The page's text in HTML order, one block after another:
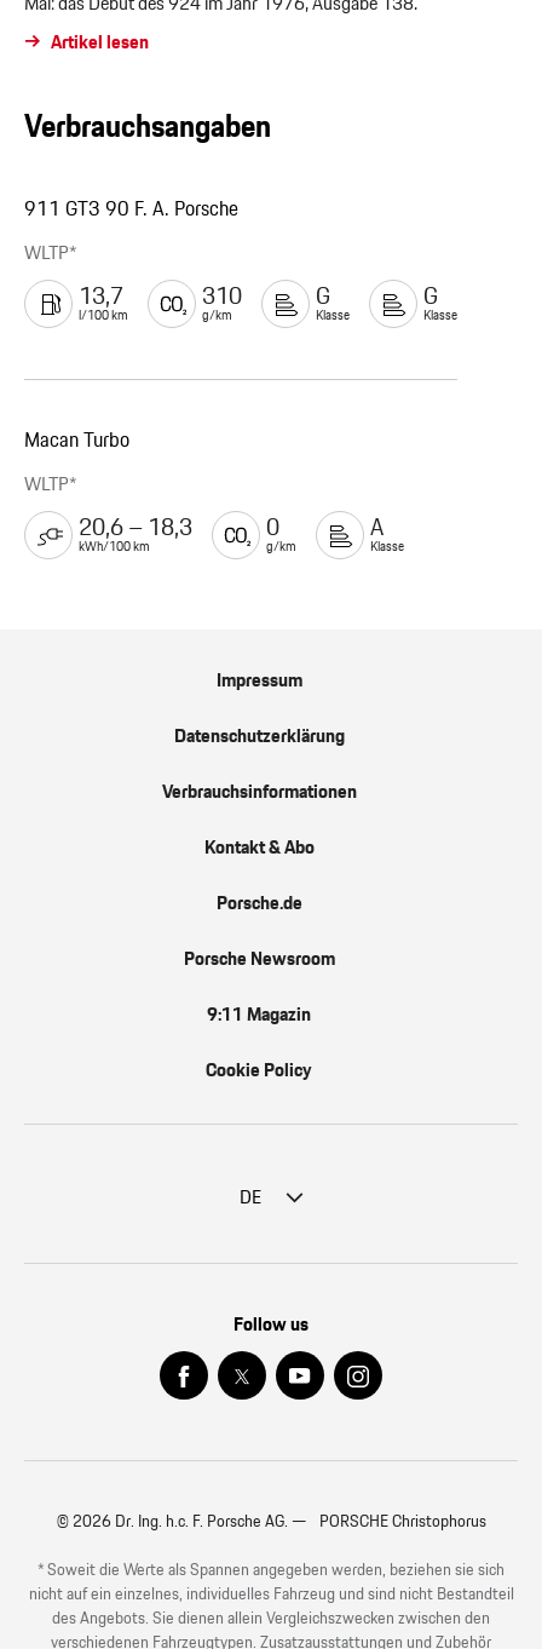
Artikel lesen
Verbrauchsangaben
911 GT3 90 F. A. Porsche
WLTP*
13,7
l/100 km
310
g/km
G
Klasse
G
Klasse
Macan Turbo
WLTP*
20,6 – 18,3
kWh/100 km
0
g/km
A
Klasse
Impressum
Datenschutzerklärung
Verbrauchsinformationen
Kontakt & Abo
Porsche.de
Porsche Newsroom
9:11 Magazin
Cookie Policy
DE
Follow us
© 2026 Dr. Ing. h.c. F. Porsche AG. — PORSCHE Christophorus
* Soweit die Werte als Spannen angegeben werden, beziehen sie sich
nicht auf ein einzelnes, individuelles Fahrzeug und sind nicht Bestandteil
des Angebots. Sie dienen allein Vergleichszwecken zwischen den
verschiedenen Fahrzeugtypen. Zusatzausstattungen und Zubehör